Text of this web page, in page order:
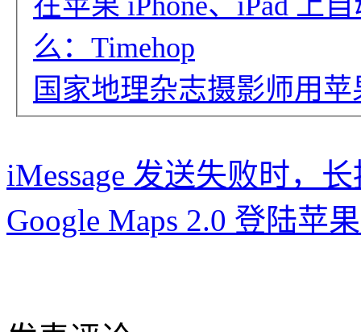
么：Timehop
国家地理杂志摄影师用苹
iMessage 发送失败时，
Google Maps 2.0 登陆苹